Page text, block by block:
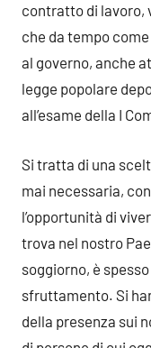
contratto di lavoro,
che da tempo
al governo, anche
legge popolare
all’esame della I
Si tratta di una
mai necessaria,
l’opportunità di
trova nel nostro
soggiorno, è
sfruttamento. Si
della presenza sui